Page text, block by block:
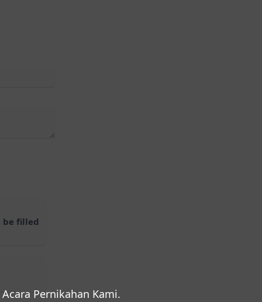
Pernikahan Kami.
be filled